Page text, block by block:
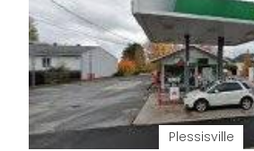
Plessisville